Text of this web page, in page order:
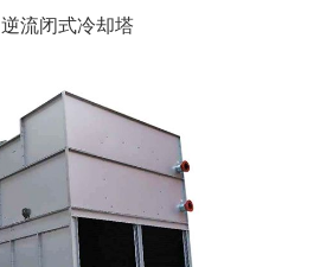
逆流闭式冷却塔